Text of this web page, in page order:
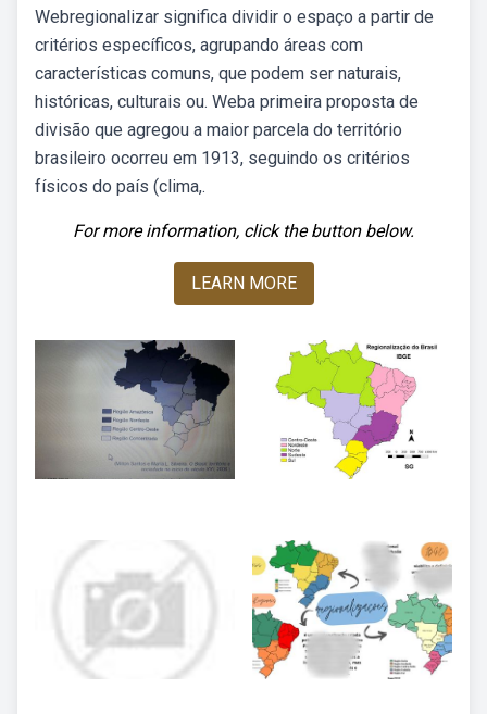
Webregionalizar significa dividir o espaço a partir de
critérios específicos, agrupando áreas com
características comuns, que podem ser naturais,
históricas, culturais ou. Weba primeira proposta de
divisão que agregou a maior parcela do território
brasileiro ocorreu em 1913, seguindo os critérios
físicos do país (clima,.
For more information, click the button below.
LEARN MORE